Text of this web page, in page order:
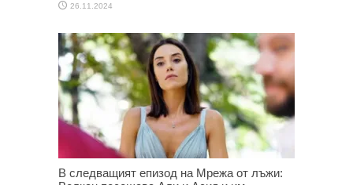
26.11.2024
В следващият епизод на Мрежа от лъжи: